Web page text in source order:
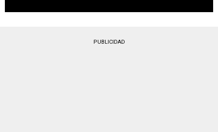
PUBLICIDAD